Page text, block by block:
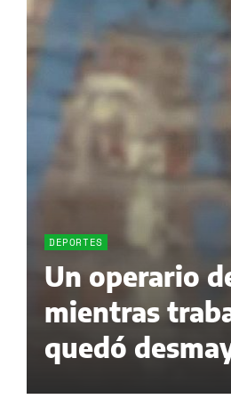
DEPORTES
Un operario
mientras
quedó